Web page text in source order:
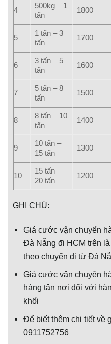
4
500kg – 1
tấn
1800
5
1 tấn – 3
tấn
1700
6
3 tấn – 5
tấn
1600
7
5 tấn – 8
tấn
1500
8
8 tấn – 10
tấn
1400
9
10 tấn –
15 tấn
1300
10
15 tấn –
20 tấn
1200
GHI CHÚ:
Giá cước vận chuyển
Đà Nẵng đi HCM trên
theo chuyến đi từ Đà
Giá cước vận chuyên
hàng tận nơi đối với
khối
Để biết thêm chi tiết về
0911752756